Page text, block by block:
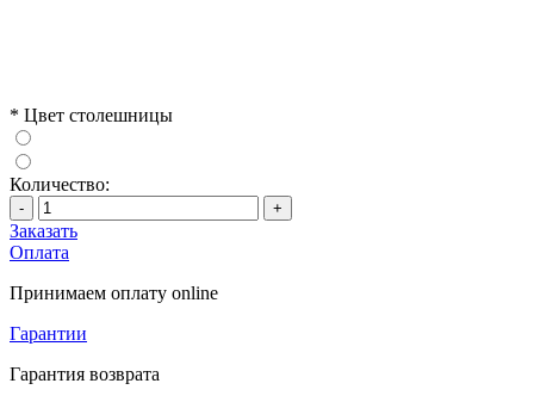
* Цвет столешницы
Количество:
- +
Заказать
Оплата
Принимаем оплату online
Гарантии
Гарантия возврата